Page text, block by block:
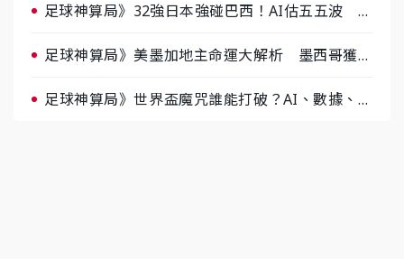
足球神算局》32強日本強碰巴西！AI估五五波 牛
足球神算局》美墨加地主命運大解析 墨西哥獲數
足球神算局》世界盃魔咒誰能打破？AI、數據、塔